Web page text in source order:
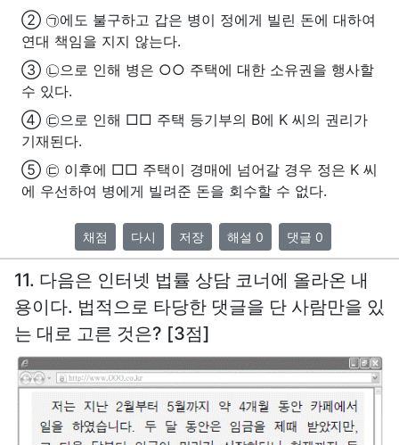
② ㉠에도 불구하고 갑은 병이 정에게 빌린 돈에 대하여
연대 책임을 지지 않는다.
③ ㉡으로 인해 병은 ○○ 주택에 대한 소유권을 행사할
수 있다.
④ ㉢으로 인해 □□ 주택 등기부의 B에 K 씨의 권리가
기재된다.
⑤ ㉢ 이후에 □□ 주택이 경매에 넘어갈 경우 정은 K 씨
에 우선하여 병에게 빌려준 돈을 회수할 수 없다.
채점 다시 저장 해설 0 댓글 0
11. 다음은 인터넷 법률 상담 코너에 올라온 내
용이다. 법적으로 타당한 댓글을 단 사람만을 있
는 대로 고른 것은? [3점]